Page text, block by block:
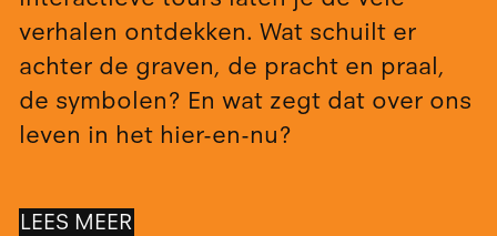
verhalen ontdekken. Wat schuilt er
achter de graven, de pracht en praal,
de symbolen? En wat zegt dat over ons
leven in het hier-en-nu?
LEES MEER